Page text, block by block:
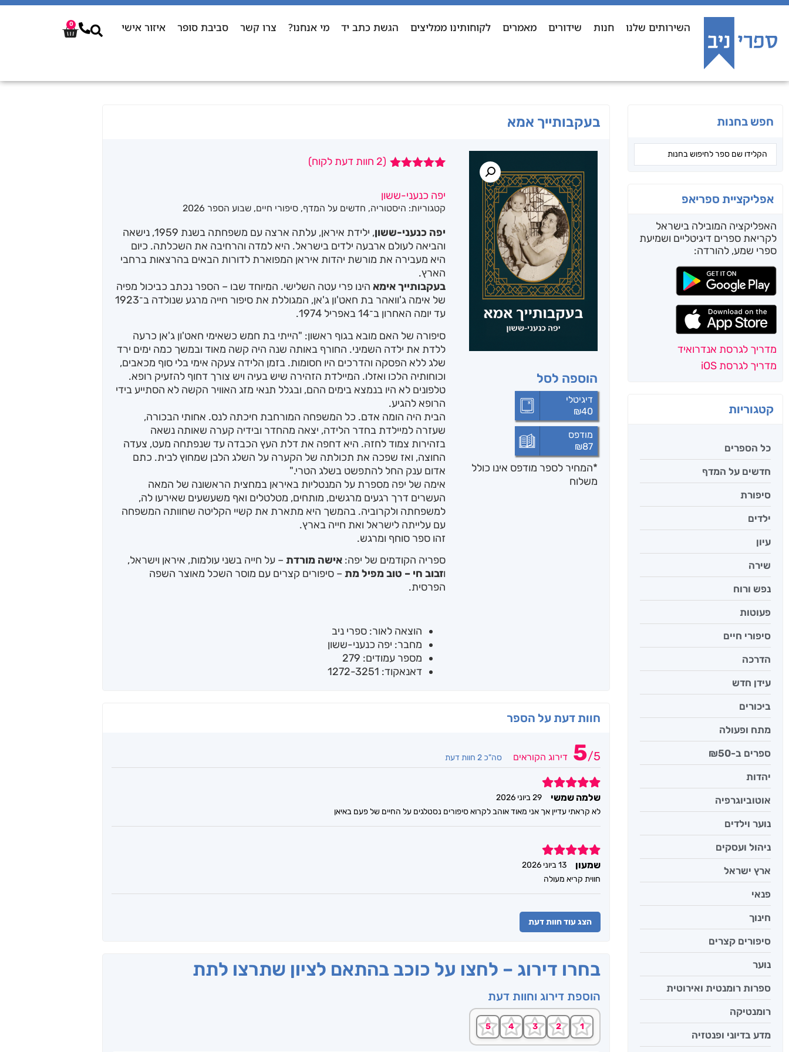
השירותים שלנו חנות שידורים מאמרים לקוחותינו ממליצים הגשת כתב יד מי אנחנו? צרו קשר סביבת סופר איזור אישי 0
חפש בחנות
אפליקציית ספריאפ
האפליקציה המובילה בישראל
לקריאת ספרים דיגיטליים ושמיעת
ספרי שמע, להורדה:
מדריך לגרסת אנדרואיד
מדריך לגרסת iOS
קטגוריות
כל הספרים
חדשים על המדף
סיפורת
ילדים
עיון
שירה
נפש ורוח
פעוטות
סיפורי חיים
הדרכה
עידן חדש
ביכורים
מתח ופעולה
ספרים ב-₪50
יהדות
אוטוביוגרפיה
נוער וילדים
ניהול ועסקים
ארץ ישראל
פנאי
חינוך
סיפורים קצרים
נוער
ספרות רומנטית ואירוטית
רומנטיקה
מדע בדיוני ופנטזיה
בעקבותייך אמא
הוספה לסל
דיגיטלי
₪40
מודפס
₪87
*המחיר לספר מודפס אינו כולל
משלוח
מבוסס על
דירוגים של
(
2 חוות דעת לקוח)
יפה כנעני-ששון
קטגוריות: היסטוריה, חדשים על המדף, סיפורי חיים, שבוע הספר 2026
יפה כנעני-ששון
, ילידת איראן, עלתה ארצה עם משפחתה בשנת 1959, נישאה
והביאה לעולם ארבעה ילדים בישראל. היא למדה והרחיבה את השכלתה. כיום
היא מעבירה את מורשת יהדות איראן המפוארת לדורות הבאים בהרצאות ברחבי
הארץ.
בעקבותייך אימאהינו פרי עטה השלישי. המיוחד שבו – הספר נכתב כביכול מפיה
של אימה ג'וואהר בת חאט'ון ג'אן, המגוללת את סיפור חייה מרגע שנולדה ב־1923
עד יומה האחרון ב־14 באפריל 1974.
סיפורה של האם מובא בגוף ראשון: "הייתי בת חמש כשאימי חאט'ון ג'אן כרעה
ללדת את ילדה השמיני. החורף באותה שנה היה קשה מאוד ובמשך כמה ימים ירד
שלג ללא הפסקה והדרכים היו חסומות. בזמן הלידה צעקה אימי בלי סוף מכאבים,
וכוחותיה הלכו ואזלו. המיילדת הזהירה שיש בעיה ויש צורך דחוף להזעיק רופא.
טלפונים לא היו בנמצא בימים ההם, ובגלל תנאי מזג האוויר הקשה לא הסתייע בידי
הרופא להגיע.
הבית היה הומה אדם. כל המשפחה המורחבת חיכתה לנס. אחותי הבכורה,
שעזרה למיילדת בחדר הלידה, יצאה מהחדר ובידיה קערה שאותה נשאה
בזהירות צמוד לחזהּ. היא דחפה את דלת העץ הכבדה עד שנפתחה מעט, צעדה
החוצה, ואז שפכה את תכולתה של הקערה על השלג הלבן שמחוץ לבית. כתם
אדום ענק החל להתפשט בשלג הטרי."
אימה של יפה מספרת על המנטליות באיראן במחצית הראשונה של המאה
העשרים דרך רגעים מרגשים, מותחים, מטלטלים ואף משעשעים שאירעו לה,
למשפחתה ולקרוביה. בהמשך היא מתארת את קשיי הקליטה שחוותה המשפחה
עם עלייתה לישראל ואת חייה בארץ.
זהו ספר סוחף ומרגש.
ספריה הקודמים של יפה: אישה מורדת– על חייה בשני עולמות, איראן וישראל,
וזבוב חי – טוב מפיל מת– סיפורים קצרים עם מוסר השכל מאוצר השפה
הפרסית.
הוצאה לאור: ספרי ניב
מחבר: יפה כנעני-ששון
מספר עמודים: 279
דאנאקוד: 1272-3251
חוות דעת על הספר
5/5 דירוג הקוראים סה"כ 2 חוות דעת
5
שלמה שמשי
29 ביוני 2026
לא קראתי עדיין אך אני מאוד אוהב לקרוא סיפורים נסטלגים על החיים של פעם באיאן
5
שמעון
13 ביוני 2026
חווית קריא מעולה
הצג עוד חוות דעת
בחרו דירוג – לחצו על כוכב בהתאם לציון שתרצו לתת
הוספת דירוג וחוות דעת